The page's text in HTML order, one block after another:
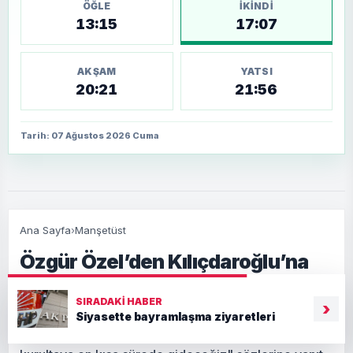
ÖĞLE
13:15
İKINDI
17:07
AKŞAM
20:21
YATSI
21:56
Tarih: 07 Ağustos 2026 Cuma
Ana Sayfa›Manşetüst
Özgür Özel’den Kılıçdaroğlu’na
kurultay yanıtı
CHP Grup Başkanı Özgür Özel, CHP Genel Başkanı
SIRADAKI HABER
Siyasette bayramlaşma ziyaretleri ›